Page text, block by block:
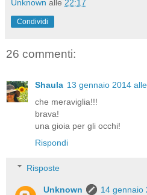
Unknown alle 22:17
Condividi
26 commenti:
Shaula 13 gennaio 2014
che meraviglia!!!
brava!
una gioia per gli occhi!
Rispondi
Risposte
Unknown
14 gennaio